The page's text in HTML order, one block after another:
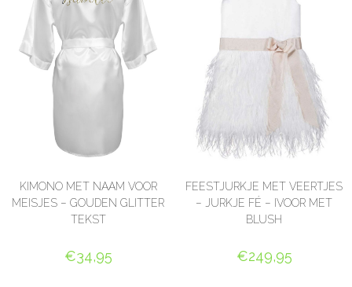
KIMONO MET NAAM VOOR
MEISJES – GOUDEN GLITTER
TEKST
€34,95
FEESTJURKJE MET VEERTJES
– JURKJE FÉ – IVOOR MET
BLUSH
€249,95